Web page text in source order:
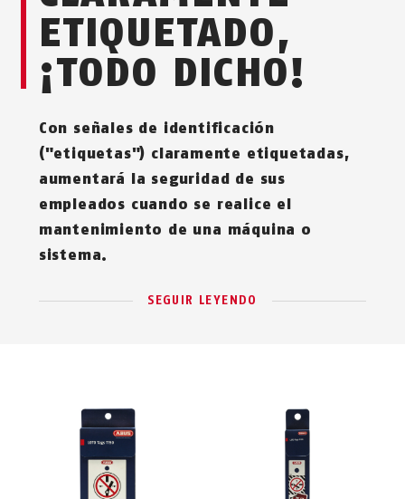
ETIQUETADO,
¡TODO DICHO!
Con señales de identificación
("etiquetas") claramente etiquetadas,
aumentará la seguridad de sus
empleados cuando se realice el
mantenimiento de una máquina o
sistema.
SEGUIR LEYENDO